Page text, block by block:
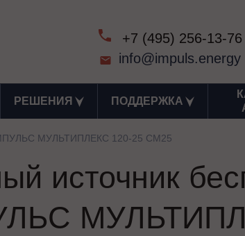
+7 (495) 256-13-76
info@impuls.energy
РЕШЕНИЯ ПОДДЕРЖКА
МУЛЬТИПЛЕКС 120-25 СМ25
источник